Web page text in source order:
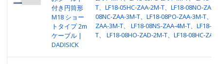
付き円筒形
M18 ショー
トタイプ 2m
ケーブル |
DADISICK
T、LF18-05HC-ZAA-2M-T、LF18-08NO-
08NC-ZAA-3M-T、LF18-08PO-ZAA-3M-T、
ZAA-3M-T、 LF18-08NS-ZAA-4M-T、LF18-
T、 LF18-08HO-ZAD-2M-T、LF18-08HC-